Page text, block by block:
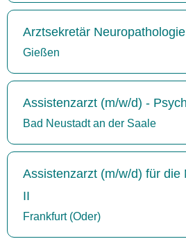
Arztsekretär
Gießen
Assistenzarzt (m/w/d) -
Bad Neustadt an der Saale
Assistenzarzt (m/w/d) für die
II
Frankfurt (Oder)